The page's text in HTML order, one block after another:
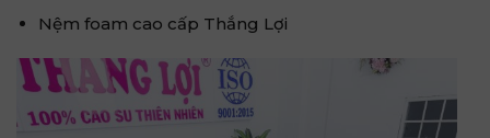
Nệm foam cao cấp Thắng L ợi